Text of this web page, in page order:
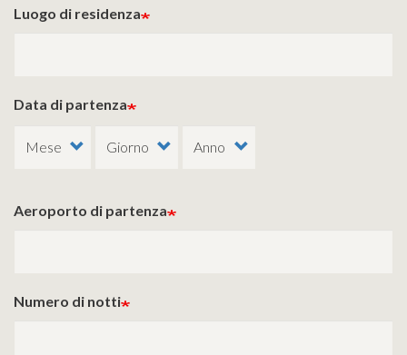
Luogo di residenza
Data di partenza
Aeroporto di partenza
Numero di notti